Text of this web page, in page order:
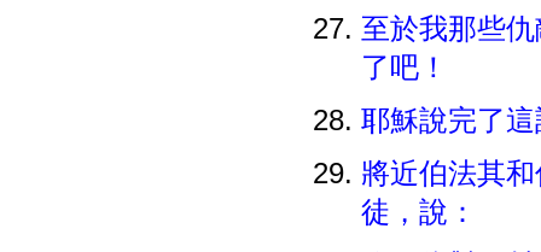
至於我那些
了吧！
耶穌說完了
將近伯法其
徒，說：